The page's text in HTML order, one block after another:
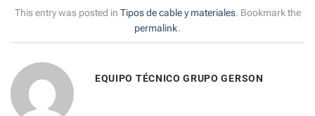
This entry was posted in Tipos de cable y materiales. Bookmark the
permalink.
EQUIPO TÉCNICO GRUPO GERSON